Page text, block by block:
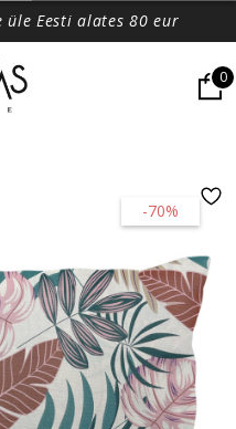
üle Eesti alates 80 eur
0
-70%